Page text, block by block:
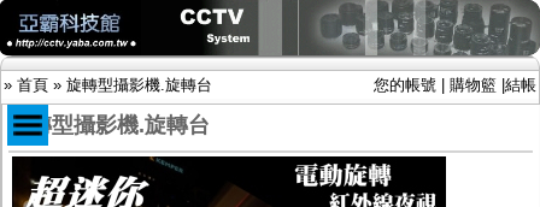
» 首頁 » 旋轉型攝影機.旋轉台 您的帳號 購物籃 結帳
商品目錄
旋轉型攝影機.旋轉台